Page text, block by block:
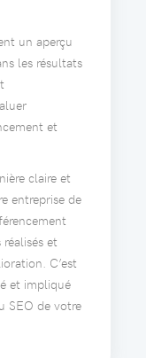
un aperçu
les résultats
et
claire et
entreprise de
et
C’est
et impliqué
SEO de votre